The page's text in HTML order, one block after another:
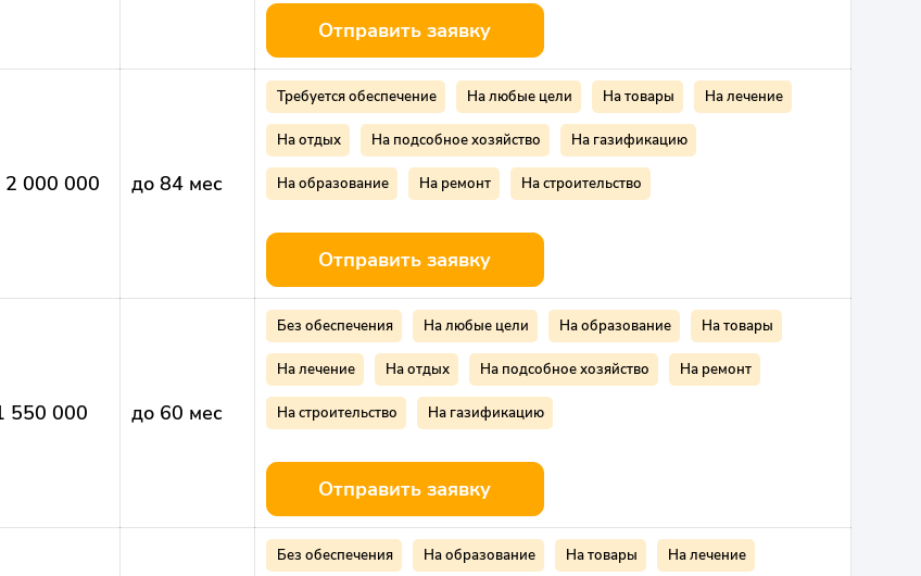
Отправить заявку
000 000 до 84 мес
Требуется обеспечение На любые цели На товары На лечение
На отдых На подсобное хозяйство На газификацию
На образование На ремонт На строительство
Отправить заявку
550 000 до 60 мес
Без обеспечения На любые цели На образование На товары
На лечение На отдых На подсобное хозяйство На ремонт
На строительство На газификацию
Отправить заявку
Без обеспечения На образование На товары На лечение